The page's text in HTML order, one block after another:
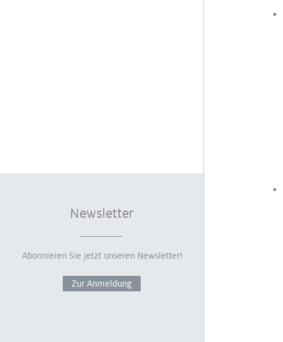
Newsletter
Abonnieren Sie jetzt unseren Newsletter!
Zur Anmeldung